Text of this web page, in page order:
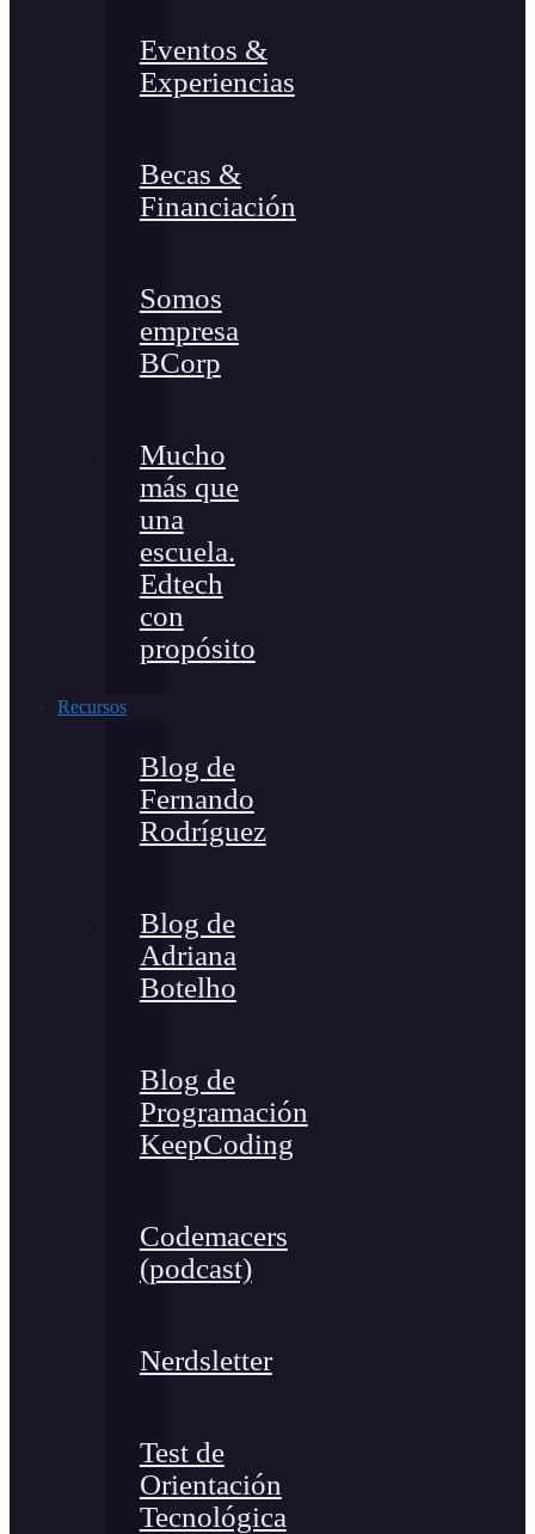
Eventos &
Experiencias
Becas &
Financiación
Somos
empresa
BCorp
Mucho
más que
una
escuela.
Edtech
con
propósito
Recursos
Blog de
Fernando
Rodríguez
Blog de
Adriana
Botelho
Blog de
Programación
KeepCoding
Codemacers
(podcast)
Nerdsletter
Test de
Orientación
Tecnológica